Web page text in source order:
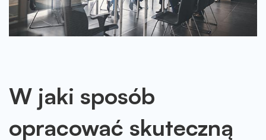
W jaki sposób
opracować skuteczną